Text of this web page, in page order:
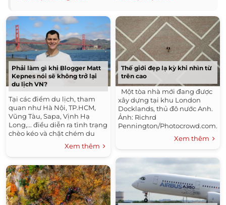
Phải làm gì khi Blogger Matt
Kepnes nói sẽ không trở lại
du lịch VN?
Tại các điểm du lịch, tham
quan như Hà Nội, TP.HCM,
Vũng Tàu, Sapa, Vịnh Hạ
Long,... điều diễn ra tình trạng
chèo kéo và chặt chém du
khách. Phó thủ tướng Vũ Đức
Đam từng nói, "chặt chém" là
nỗi...
Xem thêm
Thế giới đẹp lạ kỳ khi nhìn từ
trên cao
Một tòa nhà mới đang được
xây dựng tại khu London
Docklands, thủ đô nước Anh.
Ảnh: Richrd
Pennington/Photocrowd.com.
Xem thêm